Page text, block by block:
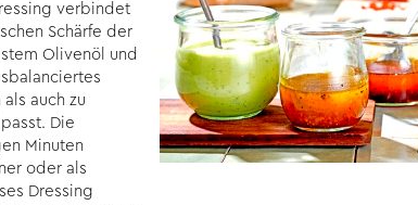
verbindet
Schärfe der
Olivenöl und
auch zu
Die
Minuten
oder als
Dressing